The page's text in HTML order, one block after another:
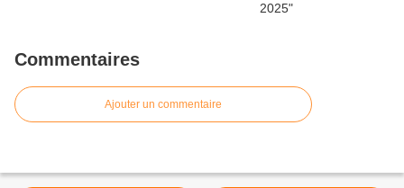
Commentaires
Ajouter un commentaire